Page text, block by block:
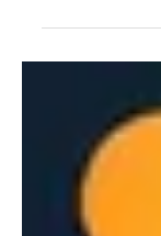
profundidad
ellas es: “Léeme